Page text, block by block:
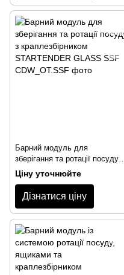
Барний модуль для
зберігання та ротації посуду з
краплезбірником
STARTENDER GLASS SSF
Ціну уточнюйте
Дізнатися ціну